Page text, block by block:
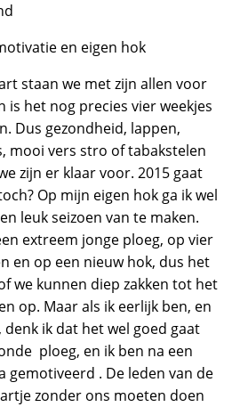
en eigen hok
staan we met zijn allen voor
is het nog precies vier weekjes
Dus gezondheid, lappen,
mooi vers stro of tabakstelen
zijn er klaar voor. 2015 gaat
Op mijn eigen hok ga ik wel
leuk seizoen van te maken.
extreem jonge ploeg, op vier
en op een nieuw hok, dus het
we kunnen diep zakken tot het
op. Maar als ik eerlijk ben, en
denk ik dat het wel goed gaat
ploeg, en ik ben na een
gemotiveerd . De leden van de
zonder ons moeten doen